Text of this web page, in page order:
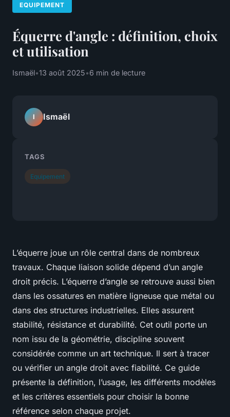
EQUIPEMENT
Équerre d'angle : définition, choix
et utilisation
Ismaël•13 août 2025•6 min de lecture
L’équerre joue un rôle central dans de nombreux
travaux. Chaque liaison solide dépend d’un angle
droit précis. L’équerre d’angle se retrouve aussi bien
dans les ossatures en matière ligneuse que métal ou
dans des structures industrielles. Elles assurent
stabilité, résistance et durabilité. Cet outil porte un
nom issu de la géométrie, discipline souvent
considérée comme un art technique. Il sert à tracer
ou vérifier un angle droit avec fiabilité. Ce guide
présente la définition, l’usage, les différents modèles
et les critères essentiels pour choisir la bonne
référence selon chaque projet.
I Ismaël
TAGS
Equipement